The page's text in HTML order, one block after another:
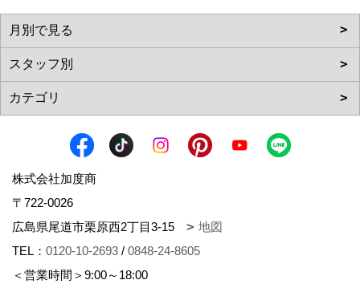
株式会社加度商
〒722-0026
広島県尾道市栗原西2丁目3-15
地図
TEL： 0120-10-2693 / 0848-24-8605
＜営業時間＞9:00～18:00